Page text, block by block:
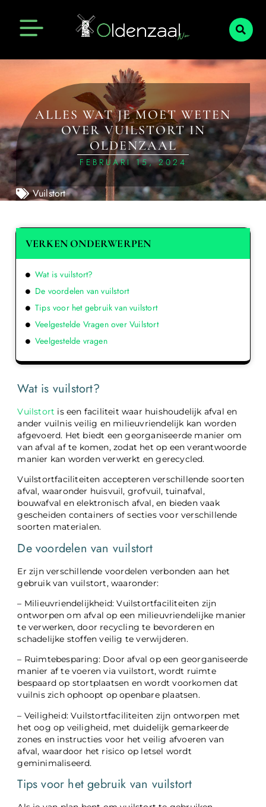
ALLES WAT JE MOET WETEN
OVER VUILSTORT IN
OLDENZAAL
FEBRUARI 15, 2024
Vuilstort
Wat is vuilstort?
Vuilstort is een faciliteit waar huishoudelijk afval en
ander vuilnis veilig en milieuvriendelijk kan worden
afgevoerd. Het biedt een georganiseerde manier om
van afval af te komen, zodat het op een verantwoorde
manier kan worden verwerkt en gerecycled.
Vuilstortfaciliteiten accepteren verschillende soorten
afval, waaronder huisvuil, grofvuil, tuinafval,
bouwafval en elektronisch afval, en bieden vaak
gescheiden containers of secties voor verschillende
soorten materialen.
De voordelen van vuilstort
Er zijn verschillende voordelen verbonden aan het
gebruik van vuilstort, waaronder:
– Milieuvriendelijkheid: Vuilstortfaciliteiten zijn
ontworpen om afval op een milieuvriendelijke manier
te verwerken, door recycling te bevorderen en
schadelijke stoffen veilig te verwijderen.
– Ruimtebesparing: Door afval op een georganiseerde
manier af te voeren via vuilstort, wordt ruimte
bespaard op stortplaatsen en wordt voorkomen dat
vuilnis zich ophoopt op openbare plaatsen.
– Veiligheid: Vuilstortfaciliteiten zijn ontworpen met
het oog op veiligheid, met duidelijk gemarkeerde
zones en instructies voor het veilig afvoeren van
afval, waardoor het risico op letsel wordt
geminimaliseerd.
Tips voor het gebruik van vuilstort
VERKEN ONDERWERPEN
Wat is vuilstort?
De voordelen van vuilstort
Tips voor het gebruik van vuilstort
Veelgestelde Vragen over Vuilstort
Veelgestelde vragen